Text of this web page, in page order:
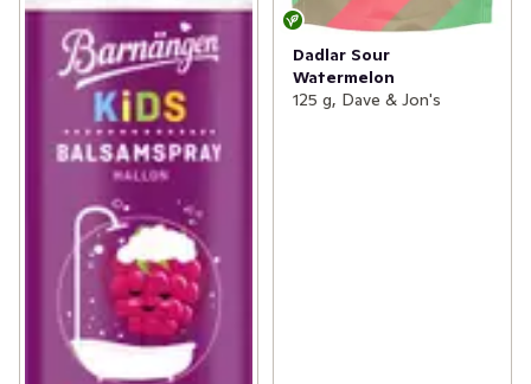
Dadlar Sour
Watermelon
125 g, Dave & Jon's